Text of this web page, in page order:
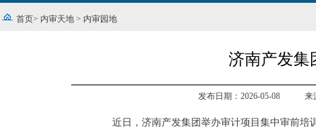
首页> 内审天地 > 内审园地
济南产发集
发布日期：2026-05-08 来
近日，济南产发集团举办审计项目集中审前培